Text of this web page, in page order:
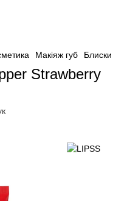
Макіяж губ
Strawberry